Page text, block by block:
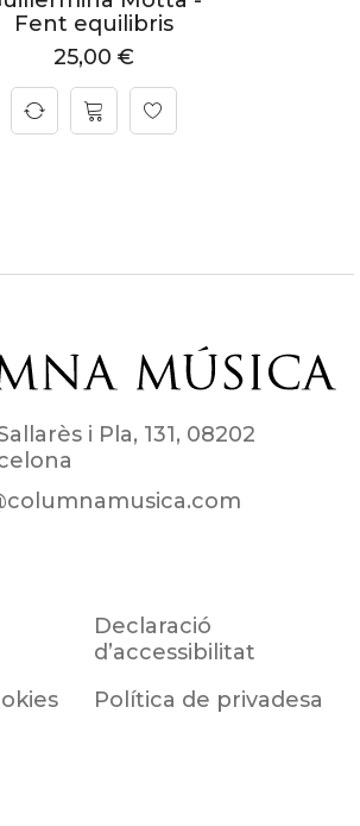
Fent equilibris
25,00 €
i Pla, 131, 08202
Declaració
d’accessibilitat
Política de privadesa